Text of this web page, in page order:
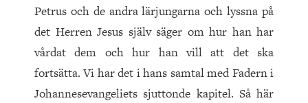
Petrus och de andra lärjungarna och lyssna på
det Herren Jesus själv säger om hur han har
vårdat dem och hur han vill att det ska
fortsätta. Vi har det i hans samtal med Fadern i
Johannesevangeliets sjuttonde kapitel. Så här